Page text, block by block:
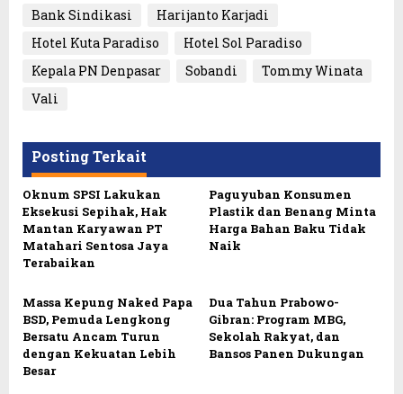
Bank Sindikasi
Harijanto Karjadi
Hotel Kuta Paradiso
Hotel Sol Paradiso
Kepala PN Denpasar
Sobandi
Tommy Winata
Vali
Posting Terkait
Oknum SPSI Lakukan
Eksekusi Sepihak, Hak
Mantan Karyawan PT
Matahari Sentosa Jaya
Terabaikan
Paguyuban Konsumen
Plastik dan Benang Minta
Harga Bahan Baku Tidak
Naik
Massa Kepung Naked Papa
BSD, Pemuda Lengkong
Bersatu Ancam Turun
dengan Kekuatan Lebih
Besar
Dua Tahun Prabowo-
Gibran: Program MBG,
Sekolah Rakyat, dan
Bansos Panen Dukungan